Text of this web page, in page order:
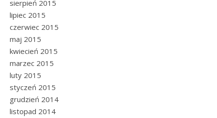
sierpień 2015
lipiec 2015
czerwiec 2015
maj 2015
kwiecień 2015
marzec 2015
luty 2015
styczeń 2015
grudzień 2014
listopad 2014